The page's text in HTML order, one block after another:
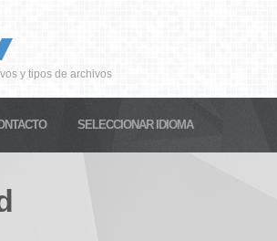
y tipos de archivos
SELECCIONAR IDIOMA